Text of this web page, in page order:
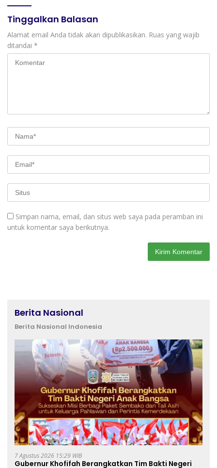
Semangat Nasionalisme
Tinggalkan Balasan
Alamat email Anda tidak akan dipublikasikan. Ruas yang wajib
ditandai *
Simpan nama, email, dan situs web saya pada peramban ini
untuk komentar saya berikutnya.
Berita Nasional
Berita Nasional Indonesia
7 Agustus 2026 15:29 WIB
Gubernur Khofifah Berangkatkan Tim Bakti Negeri